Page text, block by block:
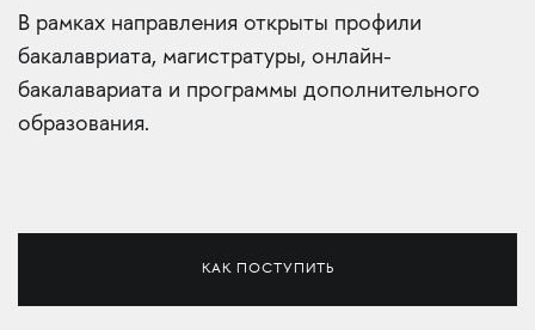
В рамках направления открыты профили
бакалавриата, магистратуры, онлайн-
бакалавариата и программы дополнительного
образования.
КАК ПОСТУПИТЬ